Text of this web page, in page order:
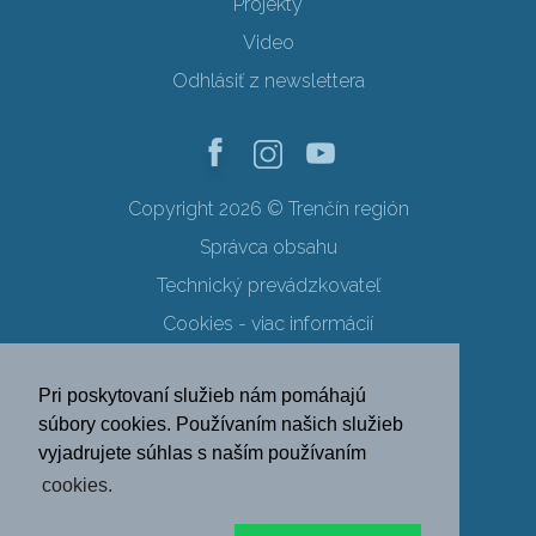
Pri poskytovaní služieb nám pomáhajú
súbory cookies. Používaním našich služieb
vyjadrujete súhlas s naším používaním
cookies.
Video
Odhlásiť z newslettera
Copyright 2026 © Trenčín región
Správca obsahu
Technický prevádzkovateľ
Cookies - viac informácií
Ochrana osobných údajov
SK EN DE
PL